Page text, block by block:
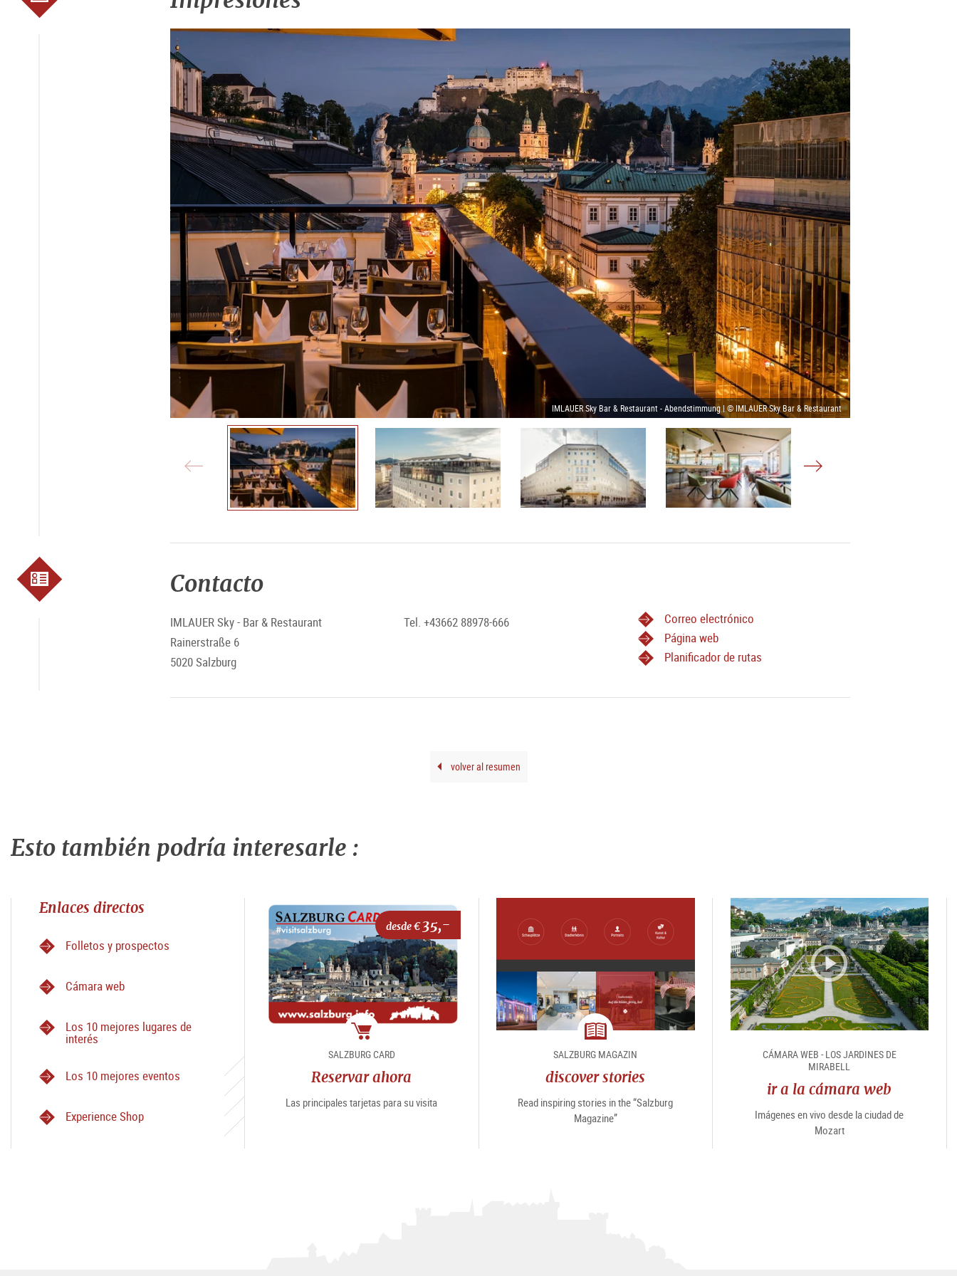
IMLAUER Sky Bar & Restaurant - Abendstimmung | © IMLAUER Sky Bar & Restaurant
Contacto
IMLAUER Sky - Bar & Restaurant
Rainerstraße 6
5020 Salzburg
Tel. +43662 88978-666
Correo electrónico
Página web
Planificador de rutas
volver al resumen
Esto también podría interesarle :
Enlaces directos
Folletos y prospectos
Cámara web
Los 10 mejores lugares de
interés
Los 10 mejores eventos
Experience Shop
desde €35,-
paquete
turístico
SALZBURG CARD
Reservar ahora
Las principales tarjetas para su visita
magazine
SALZBURG MAGAZIN
discover stories
Read inspiring stories in the “Salzburg
Magazine”
CÁMARA WEB - LOS JARDINES DE
MIRABELL
ir a la cámara web
Imágenes en vivo desde la ciudad de
Mozart